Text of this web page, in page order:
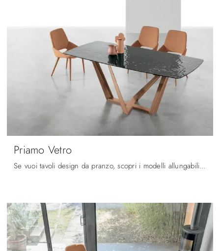
Priamo Vetro
Se vuoi tavoli design da pranzo, scopri i modelli allungabili di Target Point: clicca e scopri il modello Priamo Vetro in vetro.